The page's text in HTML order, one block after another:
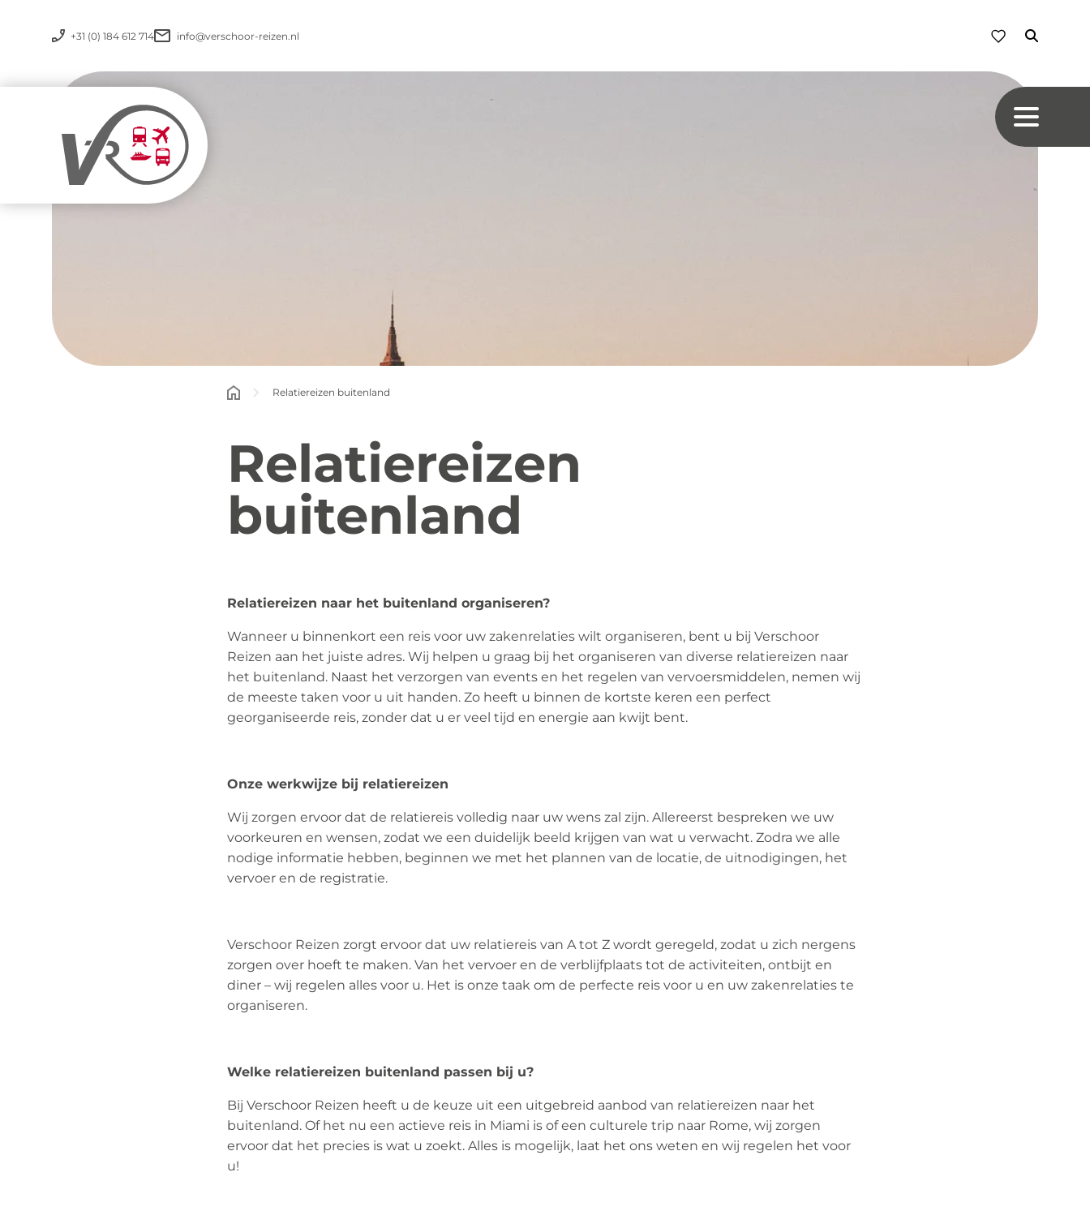
+31 (0) 184 612 714 info@verschoor-reizen.nl
Relatiereizen buitenland
Relatiereizen
buitenland
Relatiereizen naar het buitenland organiseren?
Wanneer u binnenkort een reis voor uw zakenrelaties wilt organiseren, bent u bij Verschoor
Reizen aan het juiste adres. Wij helpen u graag bij het organiseren van diverse relatiereizen naar
het buitenland. Naast het verzorgen van events en het regelen van vervoersmiddelen, nemen wij
de meeste taken voor u uit handen. Zo heeft u binnen de kortste keren een perfect
georganiseerde reis, zonder dat u er veel tijd en energie aan kwijt bent.
Onze werkwijze bij relatiereizen
Wij zorgen ervoor dat de relatiereis volledig naar uw wens zal zijn. Allereerst bespreken we uw
voorkeuren en wensen, zodat we een duidelijk beeld krijgen van wat u verwacht. Zodra we alle
nodige informatie hebben, beginnen we met het plannen van de locatie, de uitnodigingen, het
vervoer en de registratie.
Verschoor Reizen zorgt ervoor dat uw relatiereis van A tot Z wordt geregeld, zodat u zich nergens
zorgen over hoeft te maken. Van het vervoer en de verblijfplaats tot de activiteiten, ontbijt en
diner – wij regelen alles voor u. Het is onze taak om de perfecte reis voor u en uw zakenrelaties te
organiseren.
Welke relatiereizen buitenland passen bij u?
Bij Verschoor Reizen heeft u de keuze uit een uitgebreid aanbod van relatiereizen naar het
buitenland. Of het nu een actieve reis in Miami is of een culturele trip naar Rome, wij zorgen
ervoor dat het precies is wat u zoekt. Alles is mogelijk, laat het ons weten en wij regelen het voor
u!